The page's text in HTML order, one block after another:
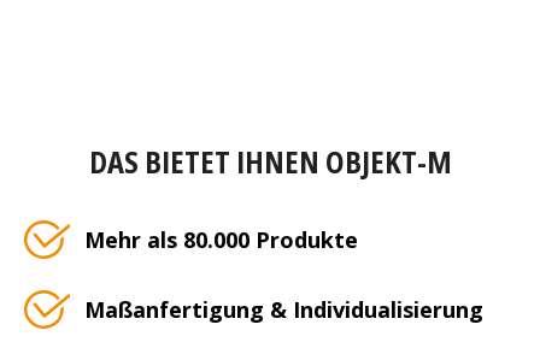
DAS BIETET IHNEN OBJEKT-M
Mehr als 80.000 Produkte
Maßanfertigung & Individualisierung